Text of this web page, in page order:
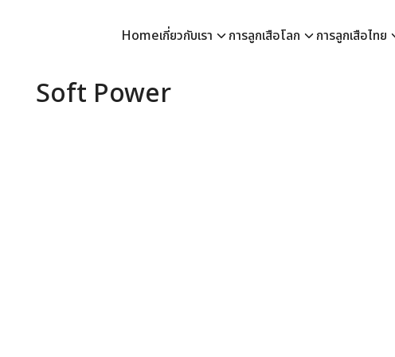
Homeเกี่ยวกับเรา การลูกเสือโลก การลูกเสือไทย
Soft Power